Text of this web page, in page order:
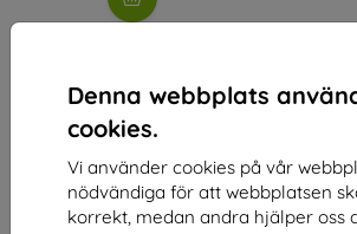
Denna webbplats
cookies.
Vi använder cookies på vår
nödvändiga för att webbplatsen
korrekt, medan andra hjälper oss
av totalt4.